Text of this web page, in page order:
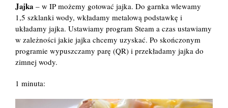
Jajka – w IP możemy gotować jajka. Do garnka wlewamy
1,5 szklanki wody, wkładamy metalową podstawkę i
układamy jajka. Ustawiamy program Steam a czas ustawiamy
w zależności jakie jajka chcemy uzyskać. Po skończonym
programie wypuszczamy parę (QR) i przekładamy jajka do
zimnej wody.
1 minuta: